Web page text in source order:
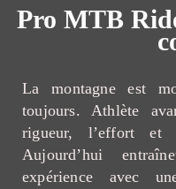
Pro MTB
La montagne est
toujours. Athlète
rigueur, l’effort et
Aujourd’hui
expérience avec